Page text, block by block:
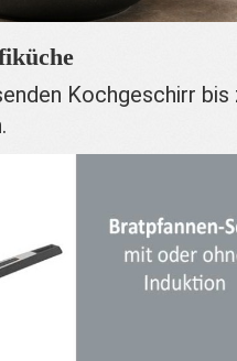
Kochgeschirr bis